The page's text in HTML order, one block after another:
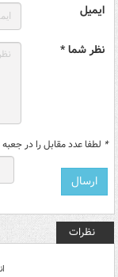
ایمیل
نظر شما *
* لطفا عدد مقابل را در جعبه
نظرات